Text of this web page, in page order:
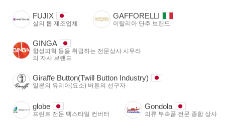
FUJIX
실의 톱 제조업체
GAFFORELLI
이탈리아 단추 브랜드
GINGA
합성피혁 등을 취급하는 전문상사 시무라
의 자사 브랜드
Giraffe Button(Twill Button Industry)
일본의 유리아(요소) 버튼의 선구자
globe
프린트 전문 텍스타일 컨버터
Gondola
의류 부속품 전문 종합 상사